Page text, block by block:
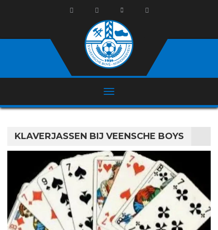
KLAVERJASSEN BIJ VEENSCHE BOYS